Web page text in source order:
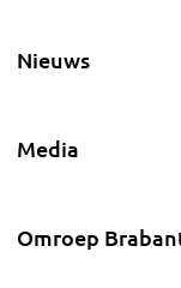
Nieuws
Media
Omroep